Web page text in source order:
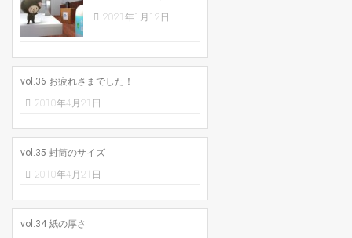
2021年1月12日
vol.36 お疲れさまでした！
2010年4月21日
vol.35 封筒のサイズ
2010年4月21日
vol.34 紙の厚さ